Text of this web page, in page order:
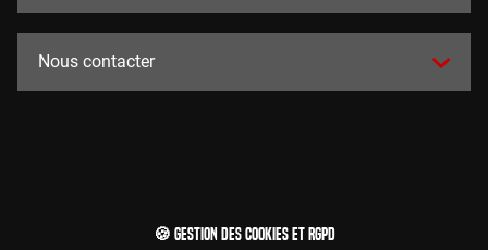
Nous contacter
🍪 Gestion des cookies et RGPD